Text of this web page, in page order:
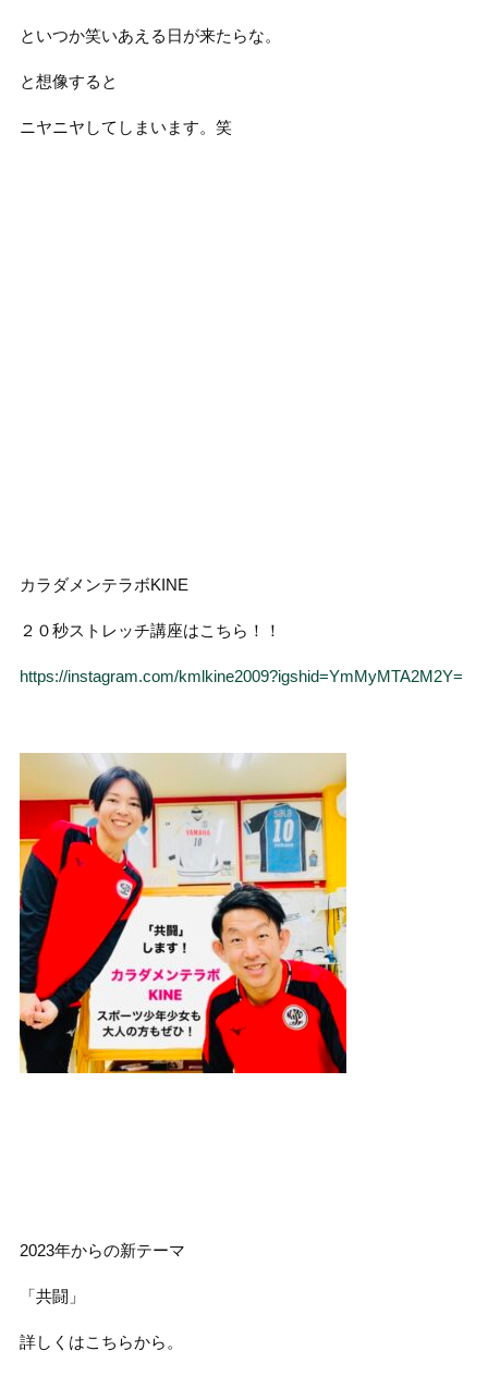
といつか笑いあえる日が来たらな。
と想像すると
ニヤニヤしてしまいます。笑
カラダメンテラボKINE
２０秒ストレッチ講座はこちら！！
https://instagram.com/kmlkine2009?igshid=YmMyMTA2M2Y=
2023年からの新テーマ
「共闘」
詳しくはこちらから。